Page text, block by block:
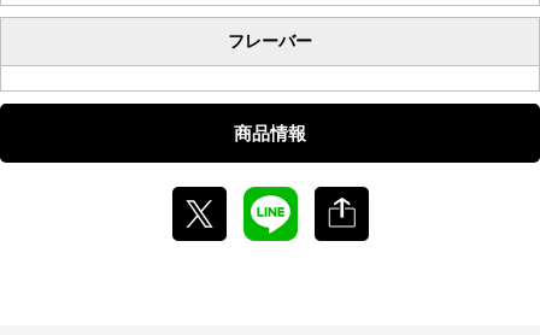
フレーバー
商品情報